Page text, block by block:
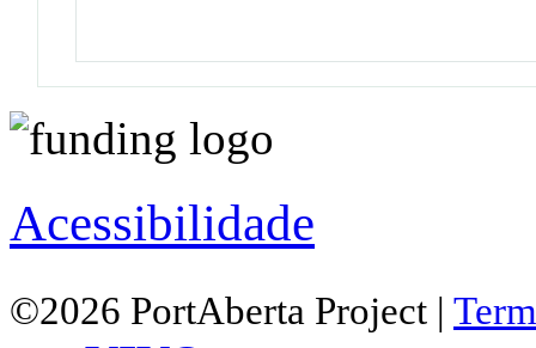
Acessibilidade
©2026 PortAberta Project |